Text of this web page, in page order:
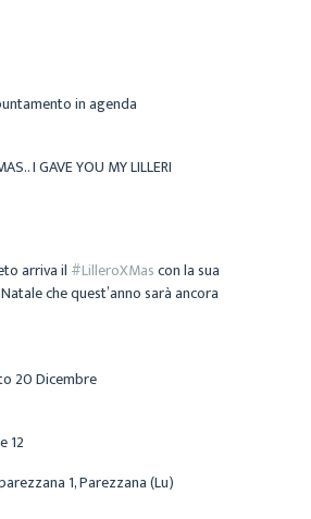
in agenda
I GAVE YOU MY LILLERI
arriva il #LilleroXMascon la sua
che quest’anno sarà ancora
20 Dicembre
12
1, Parezzana (Lu)